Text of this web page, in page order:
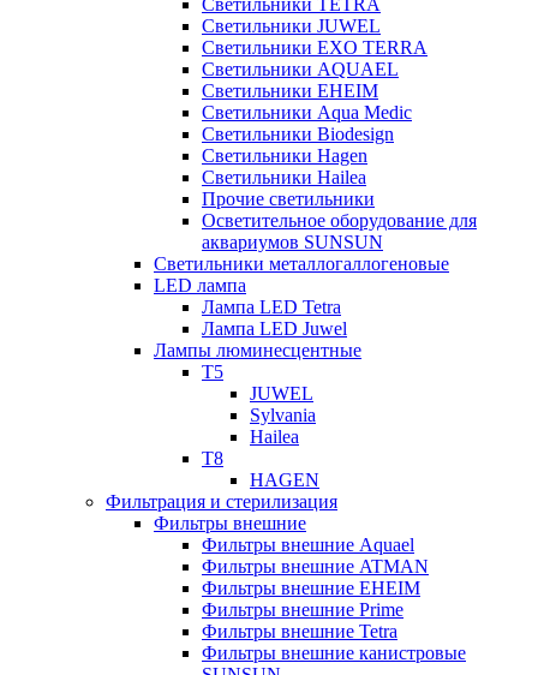
Светильники TETRA
Светильники JUWEL
Светильники EXO TERRA
Светильники AQUAEL
Светильники EHEIM
Светильники Aqua Medic
Светильники Biodesign
Светильники Hagen
Светильники Hailea
Прочие светильники
Осветительное оборудование для
аквариумов SUNSUN
Светильники металлогаллогеновые
LED лампа
Лампа LED Tetra
Лампа LED Juwel
Лампы люминесцентные
T5
JUWEL
Sylvania
Hailea
T8
HAGEN
Фильтрация и стерилизация
Фильтры внешние
Фильтры внешние Aquael
Фильтры внешние ATMAN
Фильтры внешние EHEIM
Фильтры внешние Prime
Фильтры внешние Tetra
Фильтры внешние канистровые